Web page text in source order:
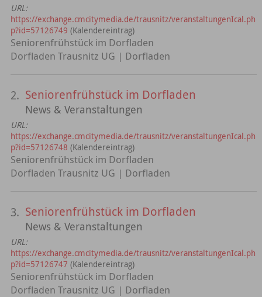
URL:
https://exchange.cmcitymedia.de/trausnitz/veranstaltungenIcal.ph
p?id=57126749 (Kalendereintrag)
Seniorenfrühstück im Dorfladen
Dorfladen Trausnitz UG | Dorfladen
2. Seniorenfrühstück im Dorfladen
News & Veranstaltungen
URL:
https://exchange.cmcitymedia.de/trausnitz/veranstaltungenIcal.ph
p?id=57126748 (Kalendereintrag)
Seniorenfrühstück im Dorfladen
Dorfladen Trausnitz UG | Dorfladen
3. Seniorenfrühstück im Dorfladen
News & Veranstaltungen
URL:
https://exchange.cmcitymedia.de/trausnitz/veranstaltungenIcal.ph
p?id=57126747 (Kalendereintrag)
Seniorenfrühstück im Dorfladen
Dorfladen Trausnitz UG | Dorfladen